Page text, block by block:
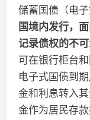
储蓄国债（电子
国境内发行，
记录债权的不可
可在银行柜台和
电子式国债到
金和利息转入
金作为居民存款